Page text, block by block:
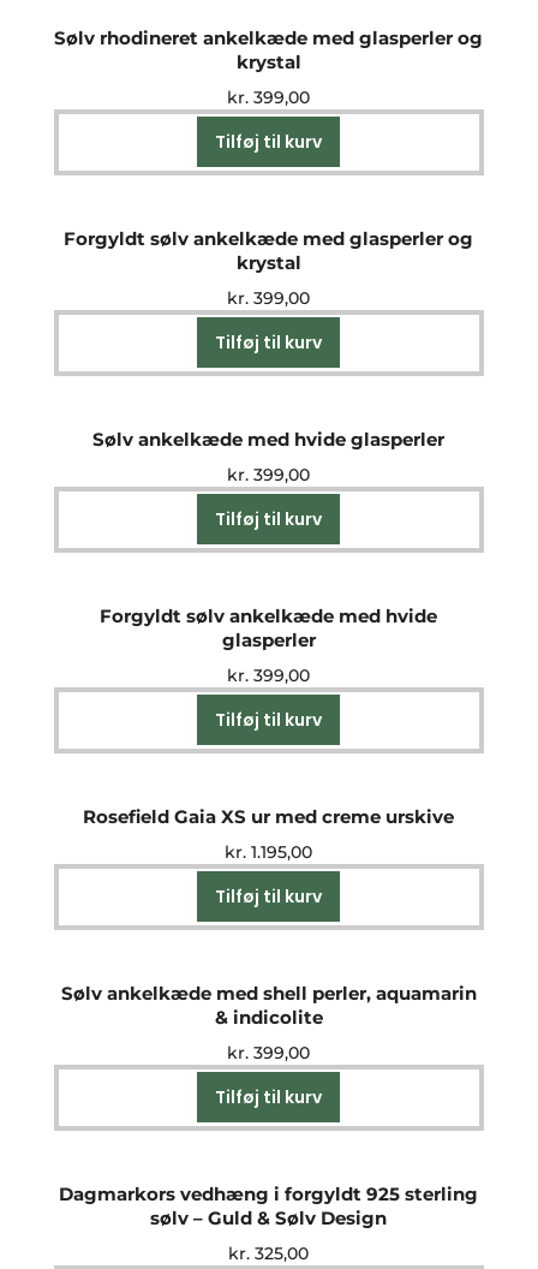
Sølv rhodineret ankelkæde med glasperler og
krystal
kr. 399,00
Tilføj til kurv
Forgyldt sølv ankelkæde med glasperler og
krystal
kr. 399,00
Tilføj til kurv
Sølv ankelkæde med hvide glasperler
kr. 399,00
Tilføj til kurv
Forgyldt sølv ankelkæde med hvide
glasperler
kr. 399,00
Tilføj til kurv
Rosefield Gaia XS ur med creme urskive
kr. 1.195,00
Tilføj til kurv
Sølv ankelkæde med shell perler, aquamarin
& indicolite
kr. 399,00
Tilføj til kurv
Dagmarkors vedhæng i forgyldt 925 sterling
sølv – Guld & Sølv Design
kr. 325,00